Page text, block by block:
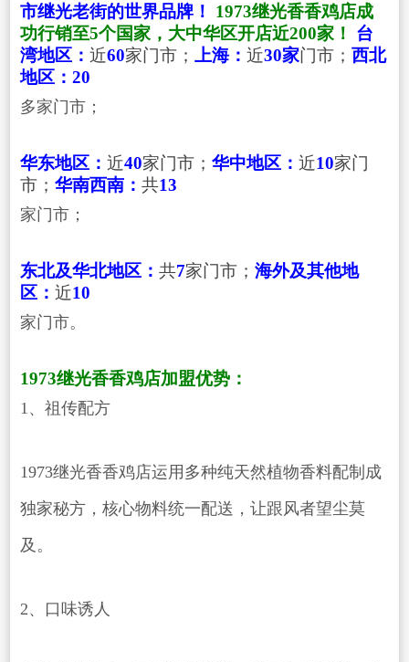
市继光老街的世界品牌！
1973继光香香鸡店成
功行销至5个国家，大中华区开店近200家！
台
湾地区： 近60家门市； 上海： 近30家门市； 西北
地区： 20
多家门市；
华东地区： 近40家门市； 华中地区： 近10家门
市； 华南西南： 共13
家门市；
东北及华北地区： 共7家门市； 海外及其他地
区： 近10
家门市。
1973继光香香鸡店加盟优势：
1、祖传配方
1973继光香香鸡店运用多种纯天然植物香料配制成
独家秘方，核心物料统一配送，让跟风者望尘莫
及。
2、口味诱人